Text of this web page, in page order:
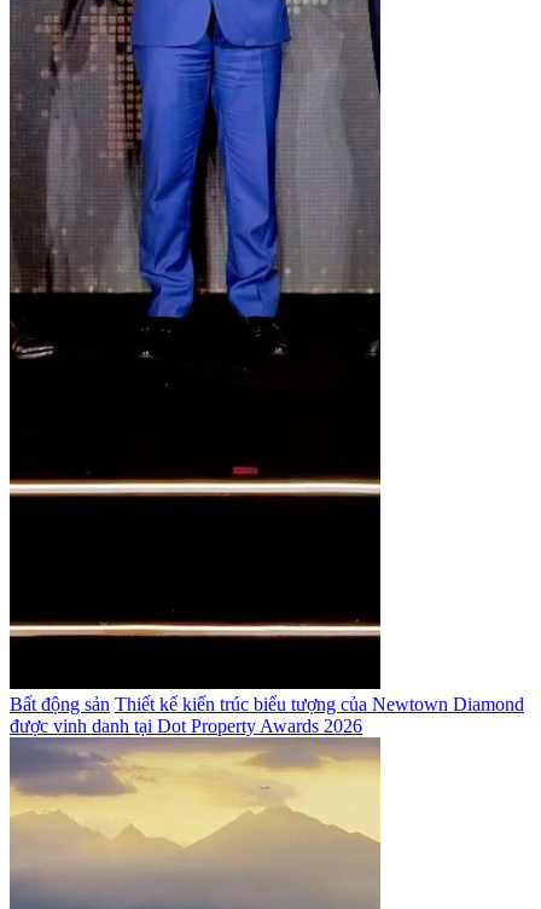
Bất động sản Thiết kế kiến trúc biểu tượng của Newtown Diamond
được vinh danh tại Dot Property Awards 2026